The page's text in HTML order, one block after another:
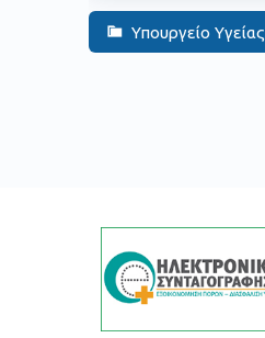
Υπουργείο Υγείας